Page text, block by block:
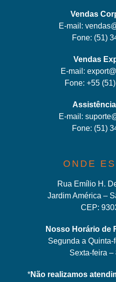
Vendas
E-mail:
Fone: (51)
Vendas
E-mail:
Fone: +55
E-mail:
Fone: (51)
ONDE
Rua Emílio H.
Jardim América –
CEP:
Nosso Horário de
Segunda a Quinta-
Sexta-feira –
*Não realizamos